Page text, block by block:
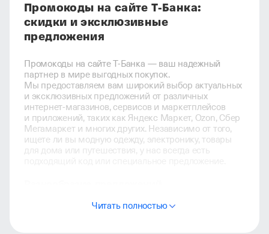
Промокоды на сайте Т-Банка:
скидки и эксклюзивные
предложения
Промокоды на сайте Т-Банка — ваш надежный
партнер в мире выгодных покупок.
Мы предоставляем вам широкий выбор актуальных
и эксклюзивных предложений от различных
интернет-магазинов, сервисов и маркетплейсов
и приложений, таких как Яндекс Маркет, Ozon, Сбер
Мегамаркет и многих других. Независимо от того,
ищете ли вы модную одежду, электронику, товары
для дома или путешествия, у нас всегда есть
Наш каталог охватывает все категории товаров
и услуг. Вы можете найти промокоды на модные
Читать полностью